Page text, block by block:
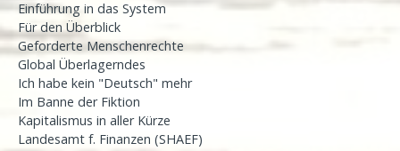
Einführung in das System
Für den Überblick
Geforderte Menschenrechte
Global Überlagerndes
Ich habe kein "Deutsch" mehr
Im Banne der Fiktion
Kapitalismus in aller Kürze
Landesamt f. Finanzen (SHAEF)